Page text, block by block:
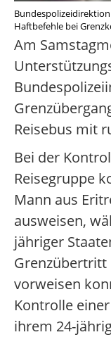
Haftbefehle bei
Am
Reisebus mit
Bei der
Reisegruppe
Mann aus
ausweisen,
jähriger
vorweisen
Kontrolle
ihrem 24-